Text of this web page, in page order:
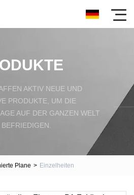
AKTIV NEUE UND
PRODUKTE, UM DIE
AUF DER GANZEN WELT
Plane > Einzelheiten